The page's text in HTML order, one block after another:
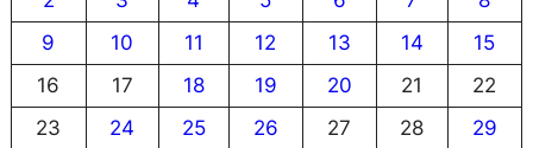
9
10 11 12 13 14
15
16
17 18 19 20 21
22
23
24 25 26 27 28
29